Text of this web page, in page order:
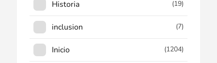
Historia (19)
inclusion (7)
Inicio (1204)